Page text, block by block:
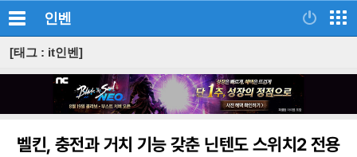
인벤
[태그 : it인벤]
벨킨, 충전과 거치 기능 갖춘 닌텐도 스위치2 전용